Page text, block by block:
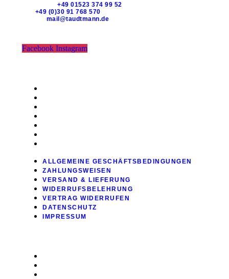
+49 01523 374 99 52
+49 (0)30 91 768 570
mail@taudtmann.de
Facebook Instagram
ALLGEMEINE GESCHÄFTSBEDINGUNGEN
ZAHLUNGSWEISEN
VERSAND & LIEFERUNG
WIDERRUFSBELEHRUNG
VERTRAG WIDERRUFEN
DATENSCHUTZ
IMPRESSUM